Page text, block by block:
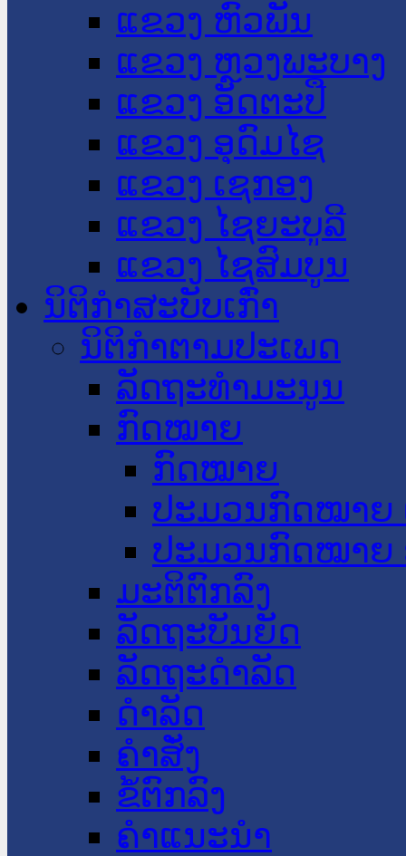
ແຂວງ ຫົວພັນ
ແຂວງ ຫຼວງພະບາງ
ແຂວງ ອັດຕະປື
ແຂວງ ອຸດົມໄຊ
ແຂວງ ເຊກອງ
ແຂວງ ໄຊຍະບູລີ
ແຂວງ ໄຊສົມບູນ
ນິຕິກໍາສະບັບເກົ່າ
ນິຕິກຳຕາມປະເພດ
ລັດຖະທໍາມະນູນ
ກົດໝາຍ
ກົດໝາຍ
ປະມວນກົດໝາຍ
ປະມວນກົດໝາຍ
ມະຕິຕົກລົງ
ລັດຖະບັນຍັດ
ລັດຖະດໍາລັດ
ດໍາລັດ
ຄໍາສັ່ງ
ຂໍ້ຕົກລົງ
ຄໍາແນະນໍາ